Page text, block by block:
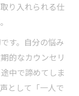
り入れられる仕
す。自分の悩み
的なカウンセリ
中で諦めてしま
として「一人で